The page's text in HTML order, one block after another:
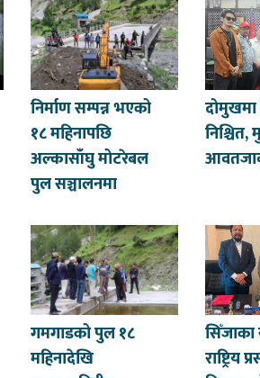
निर्माण सम्पन्न भएको
१८ महिनापछि
अल्कासाँघु मोटरेबल
पुल सञ्चालनमा
दोमुखमा
निश्चित,
गमगाडको पुल १८
महिनादेखि
राष्ट्रिय